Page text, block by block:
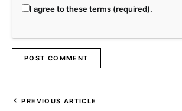
I agree to these terms (required).
PREVIOUS ARTICLE